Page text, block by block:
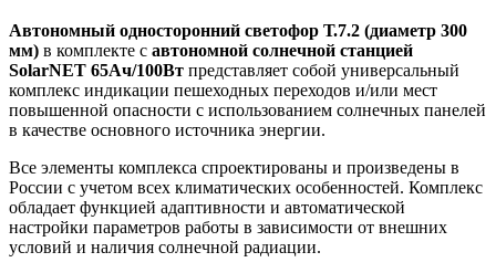
Автономный односторонний светофор Т.7.2 (диаметр 300
мм) в комплекте с автономной солнечной станцией
SolarNET 65Ач/100Вт представляет собой универсальный
комплекс индикации пешеходных переходов и/или мест
повышенной опасности с использованием солнечных панелей
в качестве основного источника энергии.
Все элементы комплекса спроектированы и произведены в
России с учетом всех климатических особенностей. Комплекс
обладает функцией адаптивности и автоматической
настройки параметров работы в зависимости от внешних
условий и наличия солнечной радиации.